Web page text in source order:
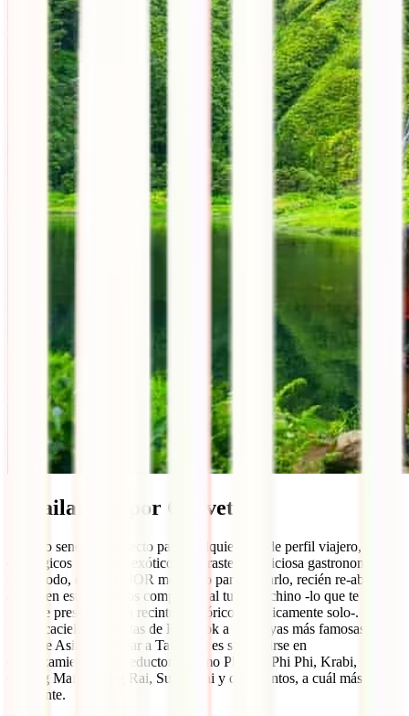
6. Tailandia, por Chavetas
Destino sencillo, perfecto para cualquier tipo de perfil viajero, lleno
de mágicos rincones, exóticos contrastes y deliciosa gastronomía. Y,
sobre todo, en el MEJOR momento para visitarlo, recién re-abierto y
ajeno, en estos tiempos complejos, al turismo chino -lo que te
permite presentarte en recintos históricos prácticamente solo-. Desde
los rascacielos futuristas de Bangkok a las playas más famosas del
Sudeste Asiático, viajar a Tailandia es sumergirse en
emplazamientos tan seductores como Phuket, Phi Phi, Krabi,
Chiang Mai, Chiang Rai, Sukhothai y otros tantos, a cuál más
sugerente.